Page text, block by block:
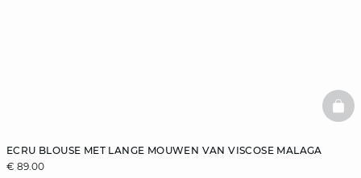
ECRU BLOUSE MET LANGE MOUWEN VAN VISCOSE MALAGA
€ 89.00